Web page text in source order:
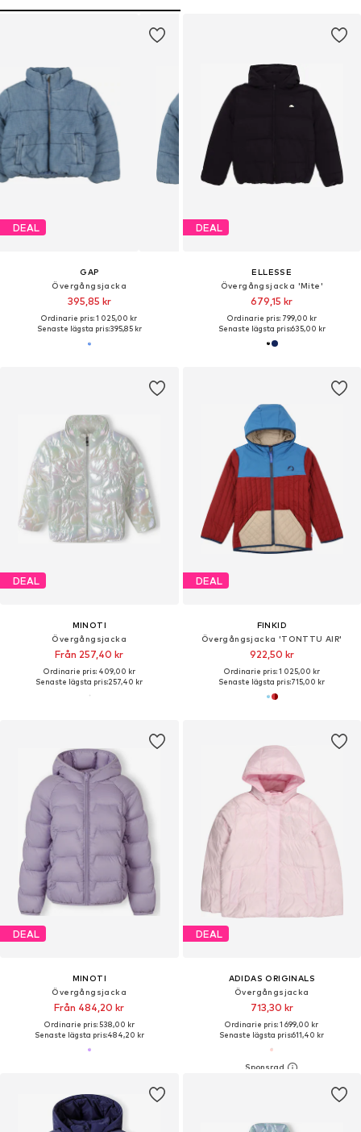
DEAL
GAP
Övergångsjacka
395,85 kr
Ordinarie pris: 1 025,00 kr
Senaste lägsta pris:395,85 kr
DEAL
ELLESSE
Övergångsjacka 'Mite'
679,15 kr
Ordinarie pris: 799,00 kr
Senaste lägsta pris:635,00 kr
DEAL
MINOTI
Övergångsjacka
Från 257,40 kr
Ordinarie pris: 409,00 kr
Senaste lägsta pris:257,40 kr
DEAL
FINKID
Övergångsjacka 'TONTTU AIR'
922,50 kr
Ordinarie pris: 1 025,00 kr
Senaste lägsta pris:715,00 kr
DEAL
MINOTI
Övergångsjacka
Från 484,20 kr
Ordinarie pris: 538,00 kr
Senaste lägsta pris:484,20 kr
DEAL
ADIDAS ORIGINALS
Övergångsjacka
713,30 kr
Ordinarie pris: 1 699,00 kr
Senaste lägsta pris:611,40 kr